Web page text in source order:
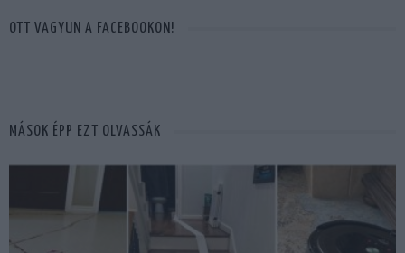
OTT VAGYUN A FACEBOOKON!
MÁSOK ÉPP EZT OLVASSÁK